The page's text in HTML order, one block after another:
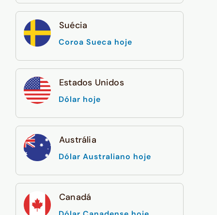
Suécia
Coroa Sueca hoje
Estados Unidos
Dólar hoje
Austrália
Dólar Australiano hoje
Canadá